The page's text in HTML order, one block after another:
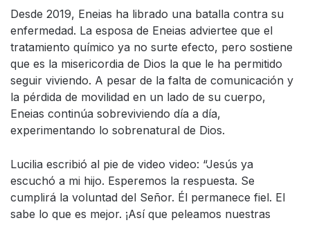
Desde 2019, Eneias ha librado una batalla contra su
enfermedad. La esposa de Eneias adviertee que el
tratamiento químico ya no surte efecto, pero sostiene
que es la misericordia de Dios la que le ha permitido
seguir viviendo. A pesar de la falta de comunicación y
la pérdida de movilidad en un lado de su cuerpo,
Eneias continúa sobreviviendo día a día,
experimentando lo sobrenatural de Dios.
Lucilia escribió al pie de video video: “Jesús ya
escuchó a mi hijo. Esperemos la respuesta. Se
cumplirá la voluntad del Señor. Él permanece fiel. El
sabe lo que es mejor. ¡Así que peleamos nuestras